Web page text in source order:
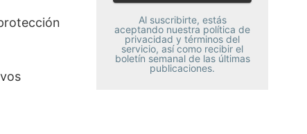
Al suscribirte, estás
aceptando nuestra política de
privacidad y términos del
servicio, así como recibir el
boletín semanal de las últimas
publicaciones.